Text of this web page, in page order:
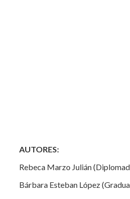
AUTORES:
Rebeca Marzo Julián
Bárbara Esteban López